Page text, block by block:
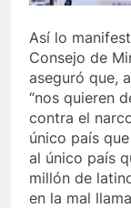
último de
destituyó
Así lo
Consejo de
aseguró que,
“nos quieren
contra el
único país
al único país
millón de
en la mal